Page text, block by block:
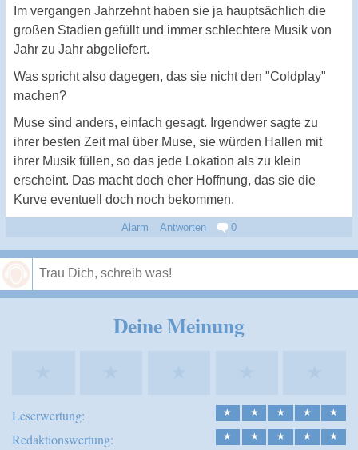
Im vergangen Jahrzehnt haben sie ja hauptsächlich die
großen Stadien gefüllt und immer schlechtere Musik von
Jahr zu Jahr abgeliefert.
Was spricht also dagegen, das sie nicht den "Coldplay"
machen?
Muse sind anders, einfach gesagt. Irgendwer sagte zu
ihrer besten Zeit mal über Muse, sie würden Hallen mit
ihrer Musik füllen, so das jede Lokation als zu klein
erscheint. Das macht doch eher Hoffnung, das sie die
Kurve eventuell doch noch bekommen.
Alarm Antworten 0
Deine Meinung
Leserwertung: ★ ★ ★ ★ ★
Redaktionswertung: ★ ★ ★ ★ ★